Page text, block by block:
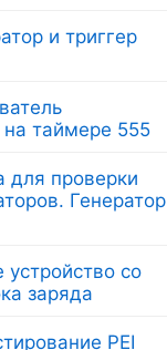
и триггер
таймере 555
для проверки
Генератор
устройство со
заряда
PEI